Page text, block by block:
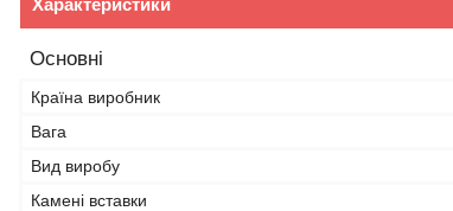
Характеристики
Основні
Країна виробник
Вага
Вид виробу
Камені вставки